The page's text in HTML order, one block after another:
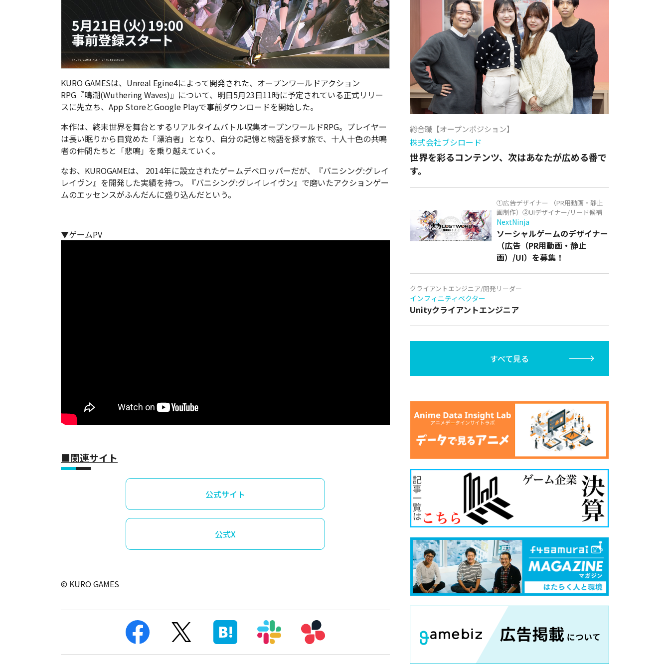
KURO GAMESは、Unreal Egine4によって開発された、オープンワールドアクション
RPG『鳴潮(Wuthering Waves)』について、明日5月23日11時に予定されている正式リリー
スに先立ち、App StoreとGoogle Playで事前ダウンロードを開始した。
本作は、終末世界を舞台とするリアルタイムバトル収集オープンワールドRPG。プレイヤー
は長い眠りから目覚めた「漂泊者」となり、自分の記憶と物語を探す旅で、十人十色の共鳴
者の仲間たちと「悲鳴」を乗り越えていく。
なお、KUROGAMEは、 2014年に設立されたゲームデベロッパーだが、『バニシング:グレイ
レイヴン』を開発した実績を持つ。『バニシング:グレイレイヴン』で磨いたアクションゲー
ムのエッセンスがふんだんに盛り込んだという。
▼ゲームPV
■関連サイト
公式サイト
公式X
© KURO GAMES
総合職【オープンポジション】
株式会社ブシロード
世界を彩るコンテンツ、次はあなたが広める番で
す。
①広告デザイナー （PR用動画・静止
画制作）②UIデザイナー/リード候補
NextNinja
ソーシャルゲームのデザイナー
（広告（PR用動画・静止
画）/UI）を募集！
クライアントエンジニア/開発リーダー
インフィニティベクター
Unityクライアントエンジニア
すべて見る